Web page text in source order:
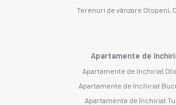
Terenuri de vânzare Otopeni,
Apartamente de
Apartamente de închiriat
Apartamente de închiriat
Apartamente de închiriat